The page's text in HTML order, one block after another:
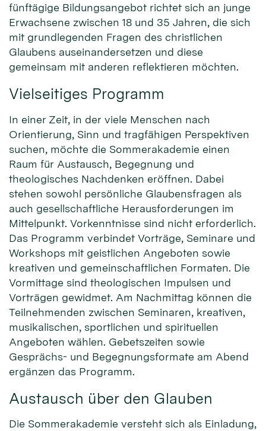
fünftägige Bildungsangebot richtet sich an junge
Erwachsene zwischen 18 und 35 Jahren, die sich
mit grundlegenden Fragen des christlichen
Glaubens auseinandersetzen und diese
gemeinsam mit anderen reflektieren möchten.
Vielseitiges Programm
In einer Zeit, in der viele Menschen nach
Orientierung, Sinn und tragfähigen Perspektiven
suchen, möchte die Sommerakademie einen
Raum für Austausch, Begegnung und
theologisches Nachdenken eröffnen. Dabei
stehen sowohl persönliche Glaubensfragen als
auch gesellschaftliche Herausforderungen im
Mittelpunkt. Vorkenntnisse sind nicht erforderlich.
Das Programm verbindet Vorträge, Seminare und
Workshops mit geistlichen Angeboten sowie
kreativen und gemeinschaftlichen Formaten. Die
Vormittage sind theologischen Impulsen und
Vorträgen gewidmet. Am Nachmittag können die
Teilnehmenden zwischen Seminaren, kreativen,
musikalischen, sportlichen und spirituellen
Angeboten wählen. Gebetszeiten sowie
Gesprächs- und Begegnungsformate am Abend
ergänzen das Programm.
Austausch über den Glauben
Die Sommerakademie versteht sich als Einladung,